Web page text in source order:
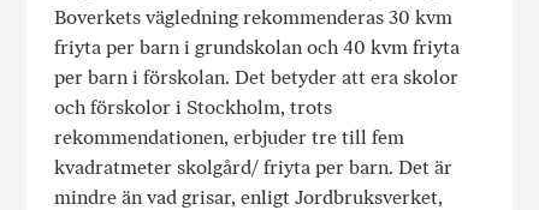
Boverkets vägledning rekommenderas 30 kvm
friyta per barn i grundskolan och 40 kvm friyta
per barn i förskolan. Det betyder att era skolor
och förskolor i Stockholm, trots
rekommendationen, erbjuder tre till fem
kvadratmeter skolgård/ friyta per barn. Det är
mindre än vad grisar, enligt Jordbruksverket,